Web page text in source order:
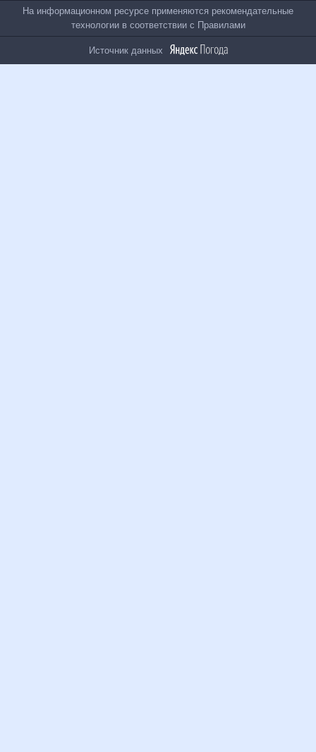
На информационном ресурсе применяются
рекомендательные технологии в соответствии сПравилами
Источник данных